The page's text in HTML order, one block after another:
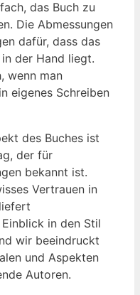
das Buch zu
Die Abmessungen
dafür, dass das
der Hand liegt.
wenn man
eigenes Schreiben
des Buches ist
der für
bekannt ist.
Vertrauen in
in den Stil
wir beeindruckt
und Aspekten
Autoren.